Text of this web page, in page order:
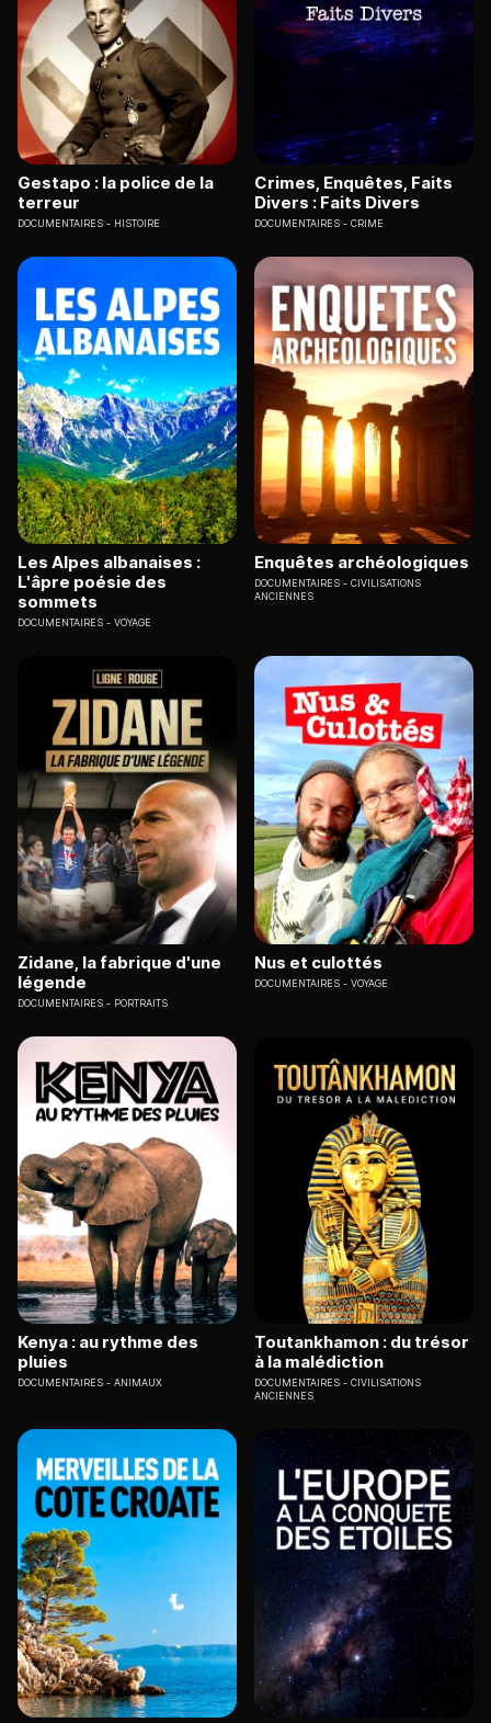
Gestapo : la police de la
terreur
DOCUMENTAIRES HISTOIRE
Crimes, Enquêtes, Faits
Divers : Faits Divers
DOCUMENTAIRES CRIME
Les Alpes albanaises :
L'âpre poésie des
sommets
DOCUMENTAIRES VOYAGE
Enquêtes archéologiques
DOCUMENTAIRES
CIVILISATIONS
ANCIENNES
Zidane, la fabrique d'une
légende
DOCUMENTAIRES PORTRAITS
Nus et culottés
DOCUMENTAIRES VOYAGE
Kenya : au rythme des
pluies
DOCUMENTAIRES ANIMAUX
Toutankhamon : du trésor
à la malédiction
DOCUMENTAIRES
CIVILISATIONS
ANCIENNES